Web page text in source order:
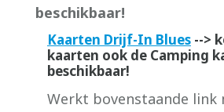
beschikbaar!
Kaarten Drijf-In Blues -->
kaarten ook de Camping
beschikbaar!
Werkt bovenstaande link